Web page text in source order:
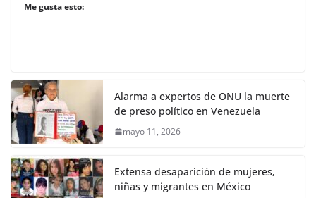
Me gusta esto:
Alarma a expertos de ONU la muerte
de preso político en Venezuela
mayo 11, 2026
Extensa desaparición de mujeres,
niñas y migrantes en México